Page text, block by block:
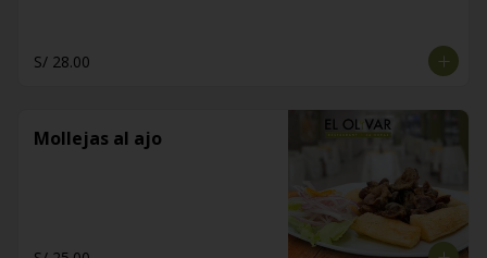
S/ 28.00
Mollejas al ajo